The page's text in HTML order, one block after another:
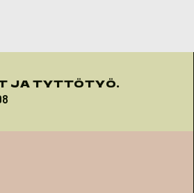
JA TYTTÖTYÖ.